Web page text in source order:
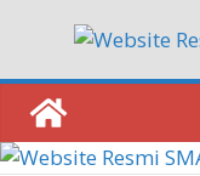
content